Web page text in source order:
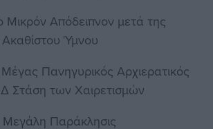
Απόδειπνον μετά της
Ύμνου
Πανηγυρικός Αρχιερατικός
Στάση των Χαιρετισμών
Παράκλησις